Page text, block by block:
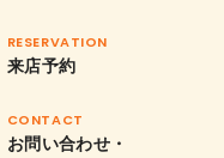
RESERVATION
来店予約
CONTACT
お問い合わせ・